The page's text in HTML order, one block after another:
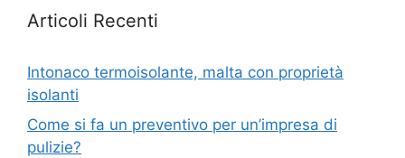
Articoli Recenti
Intonaco termoisolante, malta con proprietà
isolanti
Come si fa un preventivo per un’impresa di
pulizie?